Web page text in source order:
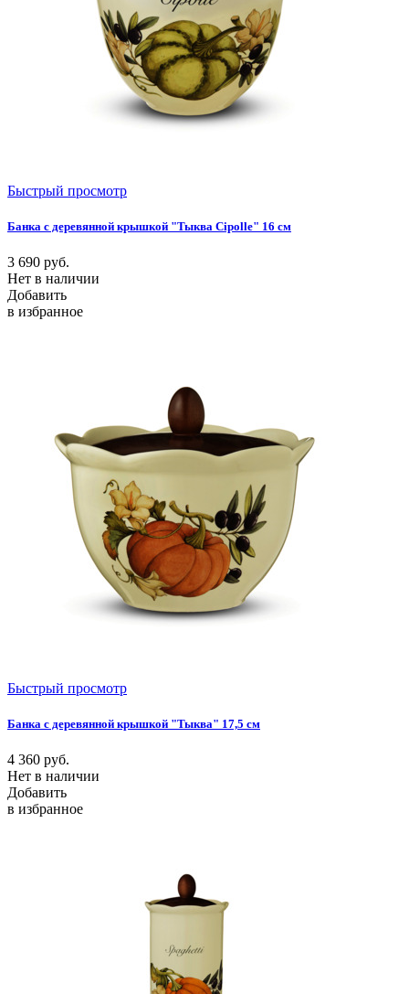
Быстрый просмотр
Банка с деревянной крышкой "Тыква Cipolle" 16 см
3 690 руб.
Нет в наличии
Добавить
в избранное
Быстрый просмотр
Банка с деревянной крышкой "Тыква" 17,5 см
4 360 руб.
Нет в наличии
Добавить
в избранное